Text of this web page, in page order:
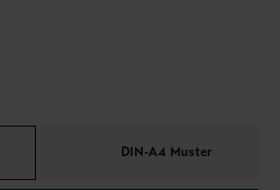
DIN-A4 Muster